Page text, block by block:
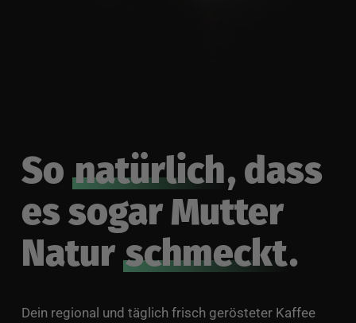
So natürlich, dass
es sogar Mutter
Natur schmeckt.
Dein regional und täglich frisch gerösteter Kaffee